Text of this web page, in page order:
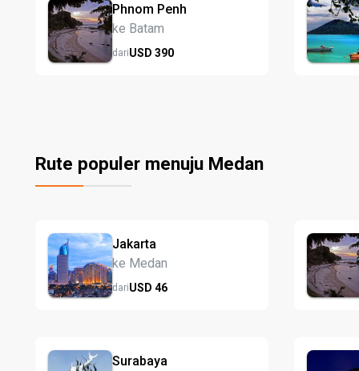
Phnom Penh
ke Batam
dariUSD 390
Rute populer menuju Medan
Jakarta
ke Medan
dariUSD 46
Surabaya